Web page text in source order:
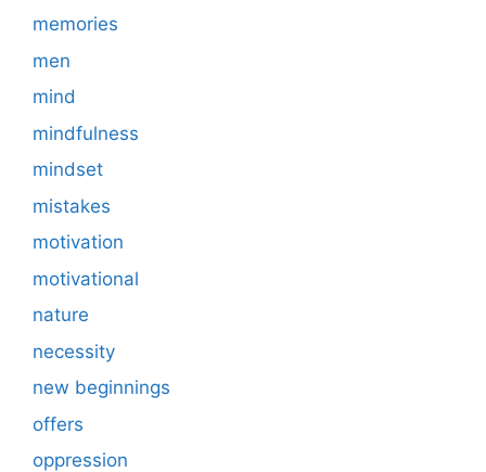
memories
men
mind
mindfulness
mindset
mistakes
motivation
motivational
nature
necessity
new beginnings
offers
oppression